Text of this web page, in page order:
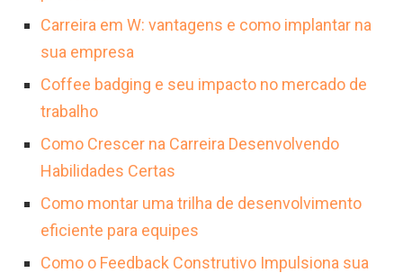
Carreira em W: vantagens e como implantar na
sua empresa
Coffee badging e seu impacto no mercado de
trabalho
Como Crescer na Carreira Desenvolvendo
Habilidades Certas
Como montar uma trilha de desenvolvimento
eficiente para equipes
Como o Feedback Construtivo Impulsiona sua